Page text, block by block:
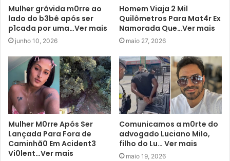
Mulher grávida m0rre ao
lado do b3bê após ser
p1cada por uma…Ver mais
junho 10, 2026
Homem Viaja 2 Mil
Quilômetros Para Mat4r Ex
Namorada Que…Ver mais
maio 27, 2026
Mulher M0rre Após Ser
Lançada Para Fora de
Caminhã0 Em Acident3
Vi0lent…Ver mais
Comunicamos a m0rte do
advogado Luciano Milo,
filho do Lu… Ver mais
maio 19, 2026